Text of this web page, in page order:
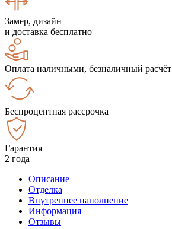
Замер, дизайн
и доставка бесплатно
Оплата наличными, безналичный расчёт
Беспроцентная рассрочка
Гарантия
2 года
Описание
Отделка
Внутреннее наполнение
Информация
Отзывы